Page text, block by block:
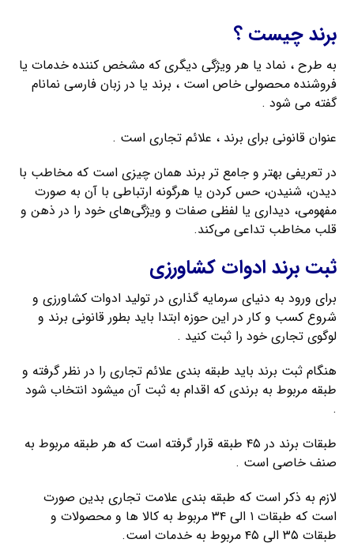
برند چیست ؟
به طرح ، نماد یا هر ویژگی دیگری که مشخص کننده خدمات یا
فروشنده محصولی خاص است ، برند یا در زبان فارسی نمانام
گفته می شود .
عنوان قانونی برای برند ، علائم تجاری است .
در تعریفی بهتر و جامع تر برند همان چیزی است که مخاطب با
دیدن، شنیدن، حس کردن یا هرگونه ارتباطی با آن به صورت
مفهومی، دیداری یا لفظی صفات و ویژگی‌های خود را در ذهن و
قلب مخاطب تداعی می‌کند.
ثبت برند ادوات کشاورزی
برای ورود به دنیای سرمایه گذاری در تولید ادوات کشاورزی و
شروع کسب و کار در این حوزه ابتدا باید بطور قانونی برند و
لوگوی تجاری خود را ثبت کنید .
هنگام ثبت برند باید طبقه بندی علائم تجاری را در نظر گرفته و
طبقه مربوط به برندی که اقدام به ثبت آن میشود انتخاب شود
.
طبقات برند در ۴۵ طبقه قرار گرفته است که هر طبقه مربوط به
صنف خاصی است .
لازم به ذکر است که طبقه بندی علامت تجاری بدین صورت
است که طبقات ۱ الی ۳۴ مربوط به کالا ها و محصولات و
طبقات ۳۵ الی ۴۵ مربوط به خدمات است.